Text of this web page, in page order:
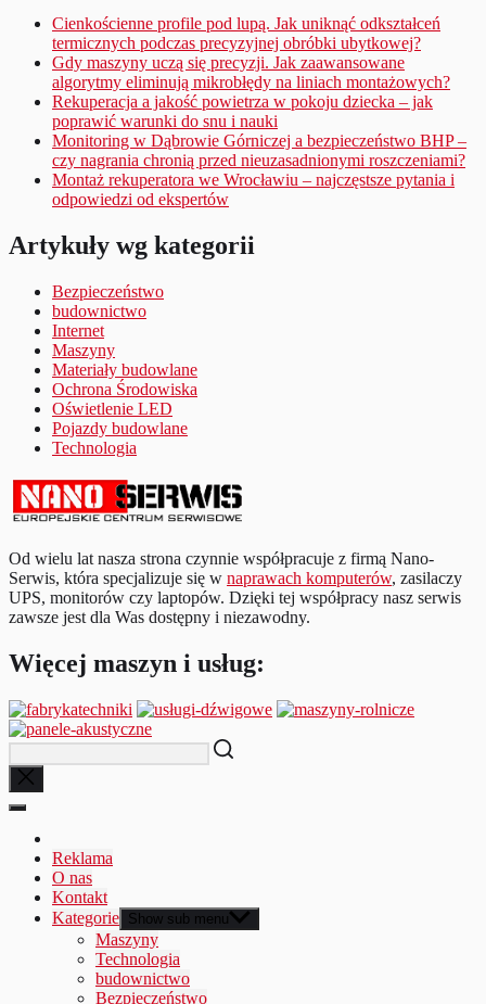
Cienkościenne profile pod lupą. Jak uniknąć odkształceń
termicznych podczas precyzyjnej obróbki ubytkowej?
Gdy maszyny uczą się precyzji. Jak zaawansowane
algorytmy eliminują mikrobłędy na liniach montażowych?
Rekuperacja a jakość powietrza w pokoju dziecka – jak
poprawić warunki do snu i nauki
Monitoring w Dąbrowie Górniczej a bezpieczeństwo BHP –
czy nagrania chronią przed nieuzasadnionymi roszczeniami?
Montaż rekuperatora we Wrocławiu – najczęstsze pytania i
odpowiedzi od ekspertów
Artykuły wg kategorii
Bezpieczeństwo
budownictwo
Internet
Maszyny
Materiały budowlane
Ochrona Środowiska
Oświetlenie LED
Pojazdy budowlane
Technologia
Od wielu lat nasza strona czynnie współpracuje z firmą Nano-
Serwis, która specjalizuje się w naprawach komputerów, zasilaczy
UPS, monitorów czy laptopów. Dzięki tej współpracy nasz serwis
zawsze jest dla Was dostępny i niezawodny.
Więcej maszyn i usług:
Reklama
O nas
Kontakt
Kategorie Show sub menu
Maszyny
Technologia
budownictwo
Bezpieczeństwo